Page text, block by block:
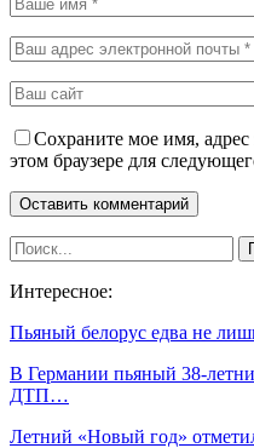
Сохраните мое имя,
этом браузере для
Интересное:
Пьяный белорус едва не
В Германии пьяный 38-
ДТП…
Летний «Новый год»